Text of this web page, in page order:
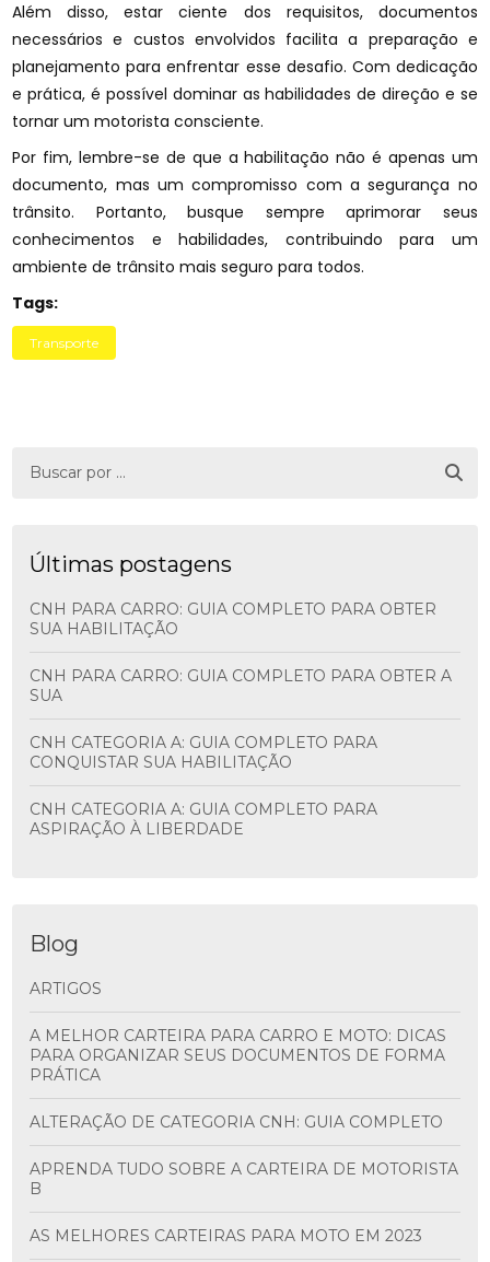
Além disso, estar ciente dos requisitos, documentos
necessários e custos envolvidos facilita a preparação e
planejamento para enfrentar esse desafio. Com dedicação
e prática, é possível dominar as habilidades de direção e se
tornar um motorista consciente.
Por fim, lembre-se de que a habilitação não é apenas um
documento, mas um compromisso com a segurança no
trânsito. Portanto, busque sempre aprimorar seus
conhecimentos e habilidades, contribuindo para um
ambiente de trânsito mais seguro para todos.
Tags:
Transporte
Últimas postagens
CNH PARA CARRO: GUIA COMPLETO PARA OBTER
SUA HABILITAÇÃO
CNH PARA CARRO: GUIA COMPLETO PARA OBTER A
SUA
CNH CATEGORIA A: GUIA COMPLETO PARA
CONQUISTAR SUA HABILITAÇÃO
CNH CATEGORIA A: GUIA COMPLETO PARA
ASPIRAÇÃO À LIBERDADE
Blog
ARTIGOS
A MELHOR CARTEIRA PARA CARRO E MOTO: DICAS
PARA ORGANIZAR SEUS DOCUMENTOS DE FORMA
PRÁTICA
ALTERAÇÃO DE CATEGORIA CNH: GUIA COMPLETO
APRENDA TUDO SOBRE A CARTEIRA DE MOTORISTA
B
AS MELHORES CARTEIRAS PARA MOTO EM 2023